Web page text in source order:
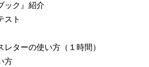
ック』紹介
ト
レターの使い方（１時間）
方